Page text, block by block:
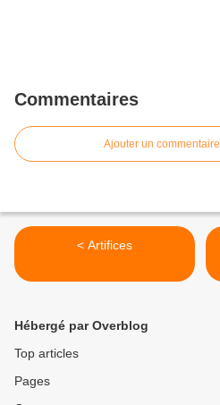
Commentaires
Ajouter un commentaire
< Artifices
Hébergé par Overblog
Top articles
Pages